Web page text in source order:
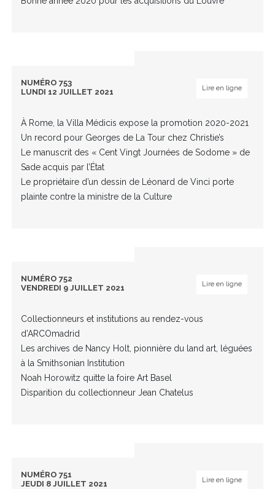
NUMÉRO 753
LUNDI 12 JUILLET 2021
Lire en ligne
À Rome, la Villa Médicis expose la promotion 2020-2021
Un record pour Georges de La Tour chez Christie’s
Le manuscrit des « Cent Vingt Journées de Sodome » de
Sade acquis par l’État
Le propriétaire d’un dessin de Léonard de Vinci porte
plainte contre la ministre de la Culture
NUMÉRO 752
VENDREDI 9 JUILLET 2021
Lire en ligne
Collectionneurs et institutions au rendez-vous
d’ARCOmadrid
Les archives de Nancy Holt, pionnière du land art, léguées
à la Smithsonian Institution
Noah Horowitz quitte la foire Art Basel
Disparition du collectionneur Jean Chatelus
NUMÉRO 751
JEUDI 8 JUILLET 2021
Lire en ligne